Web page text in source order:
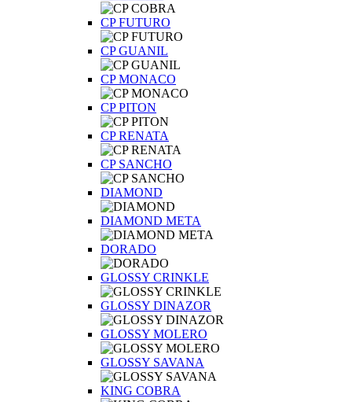
CP FUTURO
CP GUANIL
CP MONACO
CP PITON
CP RENATA
CP SANCHO
DIAMOND
DIAMOND META
DORADO
GLOSSY CRINKLE
GLOSSY DINAZOR
GLOSSY MOLERO
GLOSSY SAVANA
KING COBRA